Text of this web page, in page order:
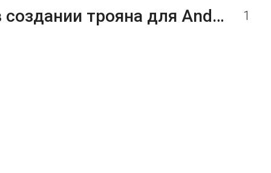
1
Американский блогер обвинил новосибирского разработчика в создании трояна для Android